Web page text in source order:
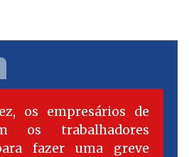
os empresários de
os trabalhadores
fazer uma greve